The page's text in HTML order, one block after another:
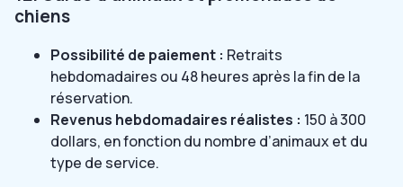
chiens
Possibilité de paiement : Retraits
hebdomadaires ou 48 heures après la fin de la
réservation.
Revenus hebdomadaires réalistes : 150 à 300
dollars, en fonction du nombre d’animaux et du
type de service.